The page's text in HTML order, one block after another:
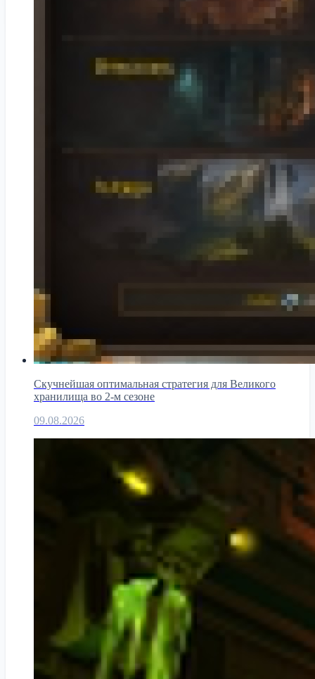
Скучнейшая оптимальная стратегия для Великого
хранилища во 2-м сезоне
09.08.2026